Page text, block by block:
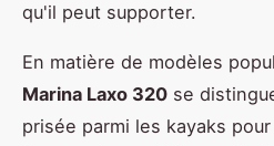
qu'il peut supporter.
En matière de modèles
Marina Laxo 320 se
prisée parmi les kayaks